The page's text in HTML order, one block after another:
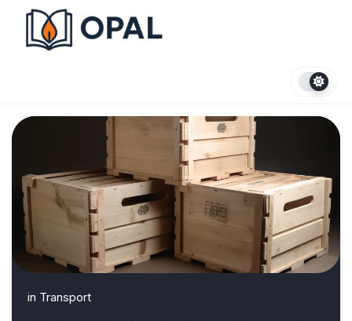
content
in Transport